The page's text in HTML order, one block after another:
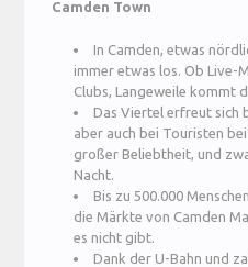
Camden Town
In Camden, etwas
immer etwas los. Ob Live-
Clubs, Langeweile kommt
Das Viertel erfreut sich
aber auch bei Touristen
großer Beliebtheit, und
Nacht.
Bis zu 500.000
die Märkte von Camden
es nicht gibt.
Dank der U-Bahn und